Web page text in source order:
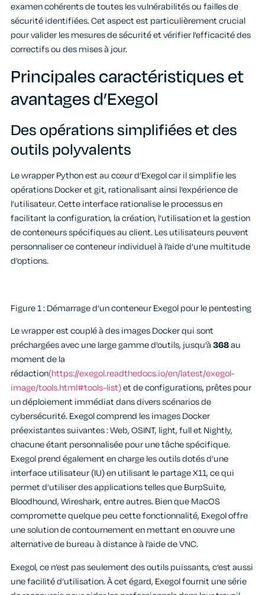
examen cohérents de toutes les vulnérabilités ou failles de
sécurité identifiées. Cet aspect est particulièrement crucial
pour valider les mesures de sécurité et vérifier l’efficacité des
correctifs ou des mises à jour.
Principales caractéristiques et
avantages d’Exegol
Des opérations simplifiées et des
outils polyvalents
Le wrapper Python est au cœur d’Exegol car il simplifie les
opérations Docker et git, rationalisant ainsi l’expérience de
l’utilisateur. Cette interface rationalise le processus en
facilitant la configuration, la création, l’utilisation et la gestion
de conteneurs spécifiques au client. Les utilisateurs peuvent
personnaliser ce conteneur individuel à l’aide d’une multitude
d’options.
Figure 1 : Démarrage d’un conteneur Exegol pour le pentesting
Le wrapper est couplé à des images Docker qui sont
préchargées avec une large gamme d’outils, jusqu’à368au
moment de la
rédaction(https://exegol.readthedocs.io/en/latest/exegol-
image/tools.html#tools-list)et de configurations, prêtes pour
un déploiement immédiat dans divers scénarios de
cybersécurité. Exegol comprend les images Docker
préexistantes suivantes : Web, OSINT, light, full et Nightly,
chacune étant personnalisée pour une tâche spécifique.
Exegol prend également en charge les outils dotés d’une
interface utilisateur (IU) en utilisant le partage X11, ce qui
permet d’utiliser des applications telles que BurpSuite,
Bloodhound, Wireshark, entre autres. Bien que MacOS
compromette quelque peu cette fonctionnalité, Exegol offre
une solution de contournement en mettant en œuvre une
alternative de bureau à distance à l’aide de VNC.
Exegol, ce n’est pas seulement des outils puissants, c’est aussi
une facilité d’utilisation. À cet égard, Exegol fournit une série